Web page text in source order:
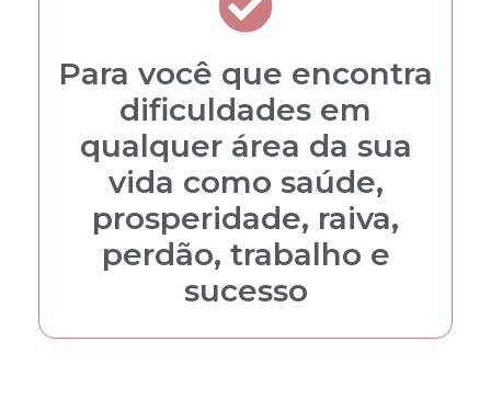
Para você que encontra
dificuldades em
qualquer área da sua
vida como saúde,
prosperidade, raiva,
perdão, trabalho e
sucesso